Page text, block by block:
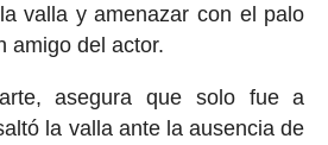
valla y amenazar con el palo
amigo del actor.
asegura que solo fue a
la valla ante la ausencia de